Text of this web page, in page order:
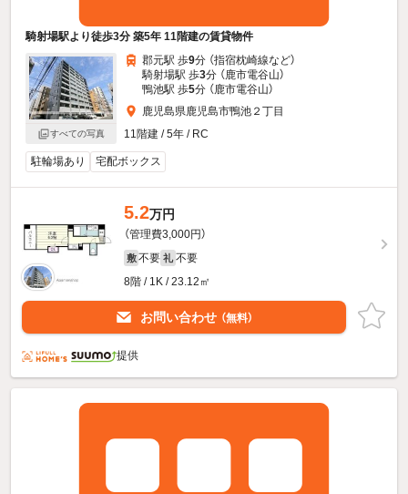
騎射場駅より徒歩3分 築5年 11階建の賃貸物件
すべての写真
郡元駅 歩9分 （指宿枕崎線など）
騎射場駅 歩3分 （鹿市電谷山）
鴨池駅 歩5分 （鹿市電谷山）
鹿児島県鹿児島市鴨池２丁目
11階建 / 5年 / RC
駐輪場あり 宅配ボックス
5.2万円
（管理費3,000円）
敷 不要 礼 不要
8階 / 1K / 23.12㎡
お問い合わせ （無料）
提供